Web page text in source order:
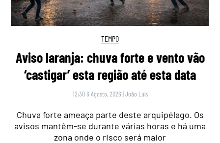
TEMPO
Aviso laranja: chuva forte e vento vão
‘castigar’ esta região até esta data
12:30 6 Agosto, 2026 |João Luís
Chuva forte ameaça parte deste arquipélago. Os
avisos mantêm-se durante várias horas e há uma
zona onde o risco será maior